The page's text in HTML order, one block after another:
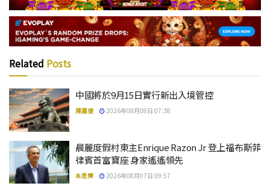
Related Posts
中國將於9月15日實行新出入境管控
陳嘉俊 2026年08月08日 07:38
晨麗度假村東主Enrique Razon Jr 登上福布斯菲
律賓首富寶座 身家遙遙領先
本思齊 2026年08月07日 09:57